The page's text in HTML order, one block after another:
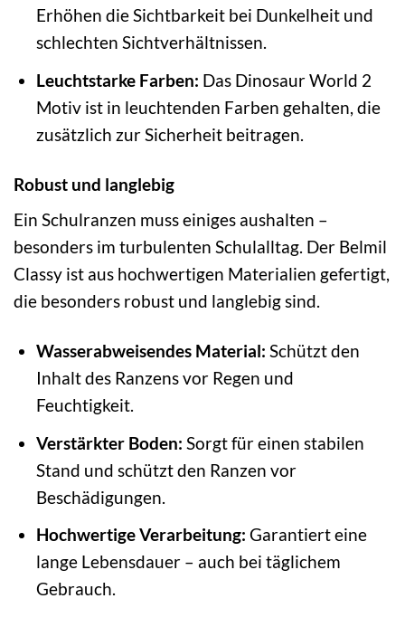
Erhöhen die Sichtbarkeit bei Dunkelheit und
schlechten Sichtverhältnissen.
Leuchtstarke Farben: Das Dinosaur World 2
Motiv ist in leuchtenden Farben gehalten, die
zusätzlich zur Sicherheit beitragen.
Robust und langlebig
Ein Schulranzen muss einiges aushalten –
besonders im turbulenten Schulalltag. Der Belmil
Classy ist aus hochwertigen Materialien gefertigt,
die besonders robust und langlebig sind.
Wasserabweisendes Material: Schützt den
Inhalt des Ranzens vor Regen und
Feuchtigkeit.
Verstärkter Boden: Sorgt für einen stabilen
Stand und schützt den Ranzen vor
Beschädigungen.
Hochwertige Verarbeitung: Garantiert eine
lange Lebensdauer – auch bei täglichem
Gebrauch.